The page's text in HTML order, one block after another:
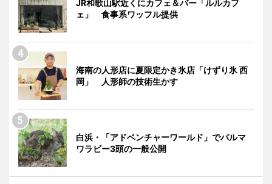
JR和歌山駅近くにカフェ＆バー「ルルカフ
ェ」 食事系ワッフル提供
海南の人形店に夏限定かき氷店「けずり氷 西
岡」 人形師の技術生かす
白浜・「アドベンチャーワールド」でパルマ
ワラビー3頭の一般公開